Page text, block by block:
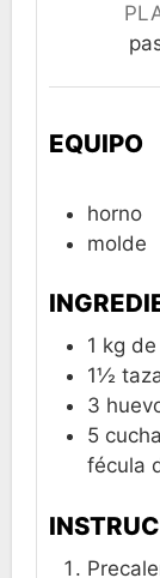
EQUIPO
horno
molde
1 kg
1½
3
5
fécula